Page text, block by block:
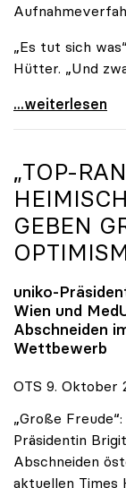
„Es tut sich
Hütter. „Und
Reges
...weiterlesen
„TOP-
GEBEN
uniko-
Wien und
Abschneiden
Wettbewerb
OTS 9. Oktober
„Große
Präsidentin
Abschneiden
aktuellen Times